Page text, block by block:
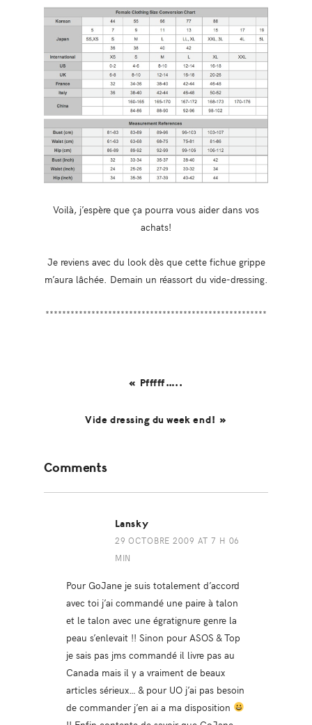
Voilà, j’espère que ça pourra vous aider dans vos
achats!
Je reviens avec du look dès que cette fichue grippe
m’aura lâchée. Demain un réassort du vide-dressing.
*****************************************************
« Pfffff…..
Vide dressing du week end! »
Interactions
Comments
Lansky
29 OCTOBRE 2009 AT 7 H 06
MIN
Pour GoJane je suis totalement d’accord
avec toi j’ai commandé une paire à talon
et le talon avec une égratignure genre la
peau s’enlevait !! Sinon pour ASOS & Top
je sais pas jms commandé il livre pas au
Canada mais il y a vraiment de beaux
articles sérieux… & pour UO j’ai pas besoin
de commander j’en ai a ma disposition